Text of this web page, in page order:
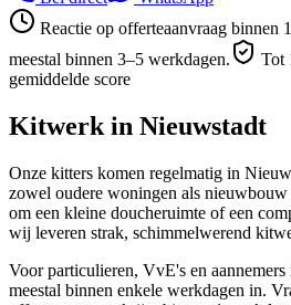
Reactie op offerteaanvraag binnen
meestal binnen 3–5 werkdagen.
Tot
gemiddelde score
Kitwerk in Nieuwstadt
Onze kitters komen regelmatig in
zowel oudere woningen als
om een kleine doucheruimte of een
wij leveren strak, schimmelwerend
Voor particulieren, VvE's en
meestal binnen enkele werkdagen in.